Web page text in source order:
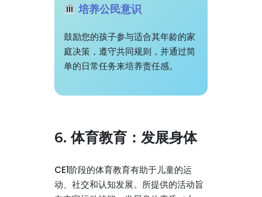
培养公民意识
鼓励您的孩子参与适合其年龄的家
庭决策，遵守共同规则，并通过简
单的日常任务来培养责任感。
6. 体育教育：发展身体
CE1阶段的体育教育有助于儿童的运
动、社交和认知发展。所提供的活动旨